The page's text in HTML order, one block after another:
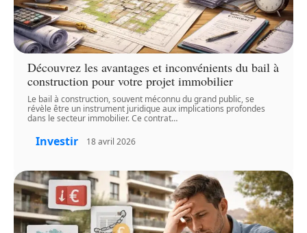
Découvrez les avantages et inconvénients du bail à
construction pour votre projet immobilier
Le bail à construction, souvent méconnu du grand public, se
révèle être un instrument juridique aux implications profondes
dans le secteur immobilier. Ce contrat…
Investir 18 avril 2026